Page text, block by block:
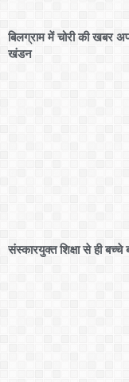
बिलग्राम में चोरी की खबर
खंडन
संस्कारयुक्त शिक्षा से ही बच्चे